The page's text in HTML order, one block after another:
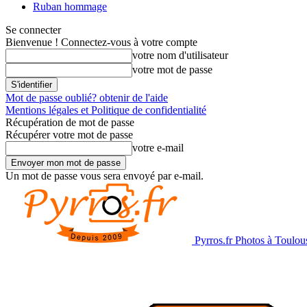
Ruban hommage
Se connecter
Bienvenue ! Connectez-vous à votre compte
votre nom d'utilisateur
votre mot de passe
Mot de passe oublié? obtenir de l'aide
Mentions légales et Politique de confidentialité
Récupération de mot de passe
Récupérer votre mot de passe
votre e-mail
Un mot de passe vous sera envoyé par e-mail.
Pyrros.fr Photos à